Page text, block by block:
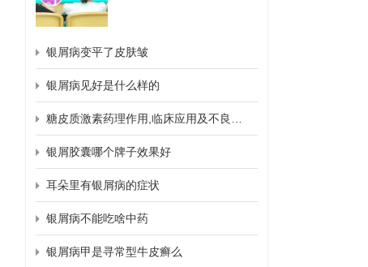
银屑病变平了皮肤皱
银屑病见好是什么样的
银屑胶囊哪个牌子效果好
耳朵里有银屑病的症状
银屑病不能吃啥中药
银屑病甲是寻常型牛皮癣么